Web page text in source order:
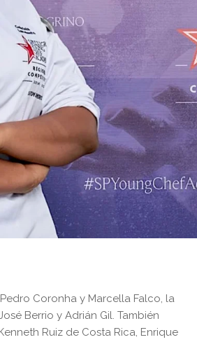
Coronha y Marcella Falco, la
Berrio y Adrián Gil. También
Ruiz de Costa Rica, Enrique